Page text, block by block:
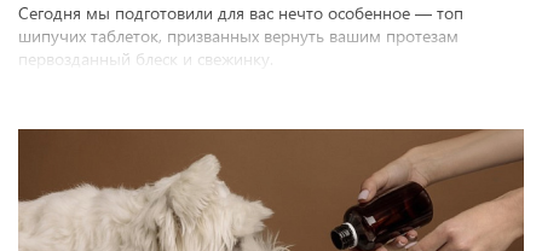
Сегодня мы подготовили для вас нечто особенное — топ
шипучих таблеток, призванных вернуть вашим протезам
первозданный блеск и свежинку.